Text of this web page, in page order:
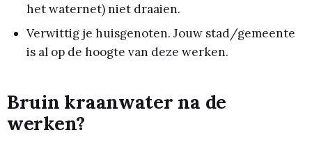
het waternet) niet draaien.
Verwittig je huisgenoten. Jouw stad/gemeente
is al op de hoogte van deze werken.
Bruin kraanwater na de
werken?